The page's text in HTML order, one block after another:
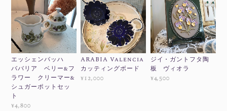
エッシェンバッハ
ババリア ベリー&フ
ラワー クリーマー&
シュガーポットセッ
ト
¥4,800
ARABIA Valencia
カッティングボード
¥12,000
ジイ・ガントフタ陶
板 ヴィオラ
¥4,500